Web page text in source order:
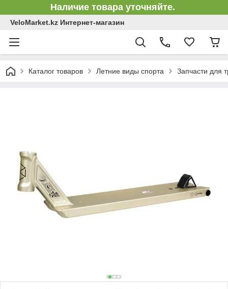
Наличие товара уточняйте.
VeloMarket.kz Интернет-магазин
Каталог товаров Летние виды спорта Запчасти для